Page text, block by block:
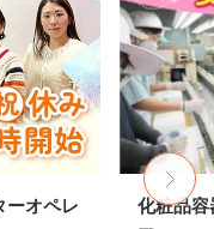
ーオペレ
化粧品容